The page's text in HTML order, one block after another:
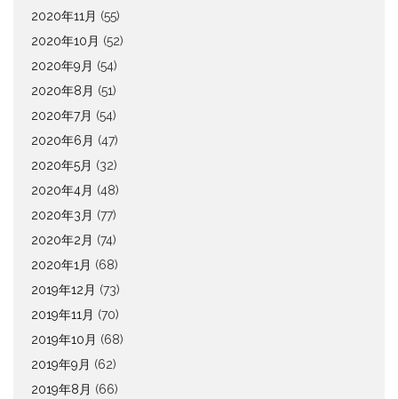
2020年11月 (55)
2020年10月 (52)
2020年9月 (54)
2020年8月 (51)
2020年7月 (54)
2020年6月 (47)
2020年5月 (32)
2020年4月 (48)
2020年3月 (77)
2020年2月 (74)
2020年1月 (68)
2019年12月 (73)
2019年11月 (70)
2019年10月 (68)
2019年9月 (62)
2019年8月 (66)